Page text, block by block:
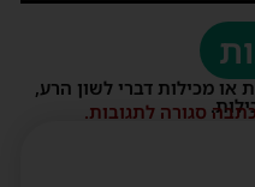
או מכילות דברי לשון הרע,
סגורה לתגובות.